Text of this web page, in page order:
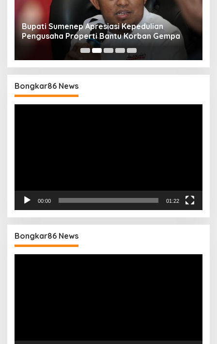
Bupati Sumenep Apresiasi Kepedulian
Pengusaha Properti Bantu Korban Gempa
Bongkar86 News
00:00 01:22
Bongkar86 News